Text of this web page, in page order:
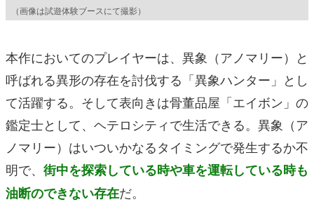
（画像は試遊体験ブースにて撮影）
本作においてのプレイヤーは、異象（アノマリー）と
呼ばれる異形の存在を討伐する「異象ハンター」とし
て活躍する。そして表向きは骨董品屋「エイボン」の
鑑定士として、ヘテロシティで生活できる。異象（ア
ノマリー）はいついかなるタイミングで発生するか不
明で、 街中を探索している時や車を運転している時も
油断のできない存在だ。